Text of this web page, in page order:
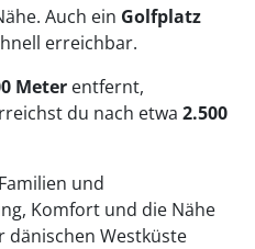
Auch ein Golfplatz
erreichbar.
Meter entfernt,
du nach etwa 2.500
und
Komfort und die Nähe
Westküste